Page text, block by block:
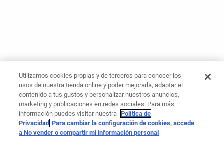
Utilizamos cookies propias y de terceros para conocer los
usos de nuestra tienda online y poder mejorarla, adaptar el
contenido a tus gustos y personalizar nuestros anuncios,
marketing y publicaciones en redes sociales. Para más
información puedes visitar nuestra Política de
Privacidad Para cambiar la configuración de cookies, accede
a No vender o compartir mi información personal